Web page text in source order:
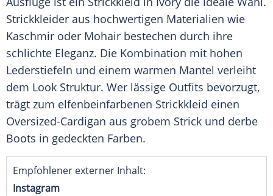
Strickkleider aus hochwertigen Materialien wie
Kaschmir oder Mohair bestechen durch ihre
schlichte Eleganz. Die Kombination mit hohen
Lederstiefeln und einem warmen Mantel verleiht
dem Look Struktur. Wer lässige Outfits bevorzugt,
trägt zum elfenbeinfarbenen Strickkleid einen
Oversized-Cardigan aus grobem Strick und derbe
Boots in gedeckten Farben.
Empfohlener externer Inhalt:
Instagram